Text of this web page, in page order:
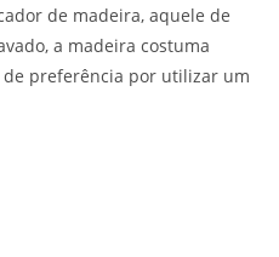
de madeira, aquele de
a madeira costuma
de preferência por utilizar um